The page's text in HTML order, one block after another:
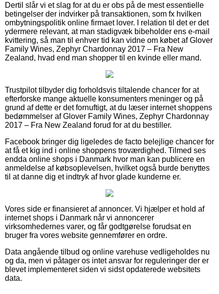
Dertil slår vi et slag for at du er obs på de mest essentielle
betingelser der indvirker på transaktionen, som fx hvilken
ombytningspolitik online firmaet lover. I relation til det er det
ydermere relevant, at man stadigvæk bibeholder ens e-mail
kvittering, så man til enhver tid kan vidne om købet af Glover
Family Wines, Zephyr Chardonnay 2017 – Fra New
Zealand, hvad end man shopper til en kvinde eller mand.
Trustpilot tilbyder dig forholdsvis tiltalende chancer for at
efterforske mange aktuelle konsumenters meninger og på
grund af dette er det fornuftigt, at du læser internet shoppens
bedømmelser af Glover Family Wines, Zephyr Chardonnay
2017 – Fra New Zealand forud for at du bestiller.
Facebook bringer dig ligeledes de facto belejlige chancer for
at få et kig ind i online shoppens troværdighed. Tilmed ses
endda online shops i Danmark hvor man kan publicere en
anmeldelse af købsoplevelsen, hvilket også burde benyttes
til at danne dig et indtryk af hvor glade kunderne er.
Vores side er finansieret af annoncer. Vi hjælper et hold af
internet shops i Danmark når vi annoncerer
virksomhedernes varer, og får godtgørelse forudsat en
bruger fra vores website gennemfører en ordre.
Data angående tilbud og online varehuse vedligeholdes nu
og da, men vi påtager os intet ansvar for reguleringer der er
blevet implementeret siden vi sidst opdaterede websitets
data.